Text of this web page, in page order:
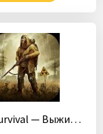
Day R Survival — Выживание в Апокалипсис СССР